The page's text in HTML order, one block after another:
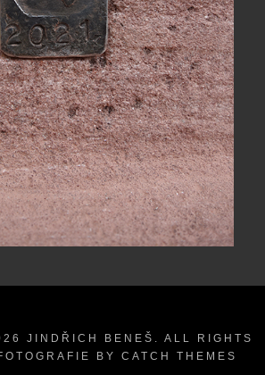
JINDŘICH BENEŠ . ALL RIGHTS
BY CATCH THEMES